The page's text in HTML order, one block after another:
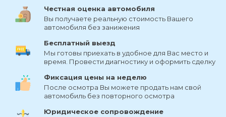
Честная оценка автомобиля
Вы получаете реальную стоимость Вашего
автомобиля без занижения
Бесплатный выезд
Мы готовы приехать в удобное для Вас место и
время. Провести диагностику и оформить сделку
Фиксация цены на неделю
После осмотра Вы можете продать нам свой
автомобиль без повторного осмотра
Юридическое сопровождение